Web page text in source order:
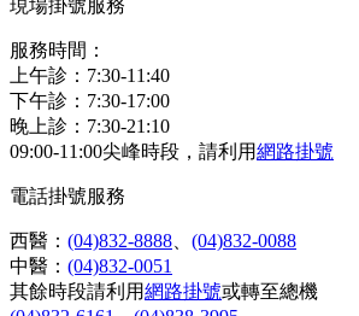
現場掛號服務
服務時間：
上午診：7:30-11:40
下午診：7:30-17:00
晚上診：7:30-21:10
09:00-11:00尖峰時段，請利用網路掛號
電話掛號服務
西醫： (04)832-8888
(04)832-0088
中醫： (04)832-0051
其餘時段請利用網路掛號或轉至總機